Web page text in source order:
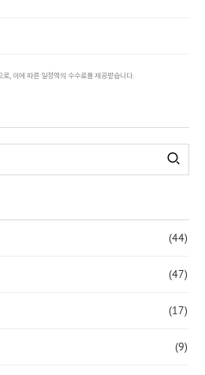
로, 이에 따른 일정액의 수수료를 제공받습니다.
(44)
(47)
(17)
(9)